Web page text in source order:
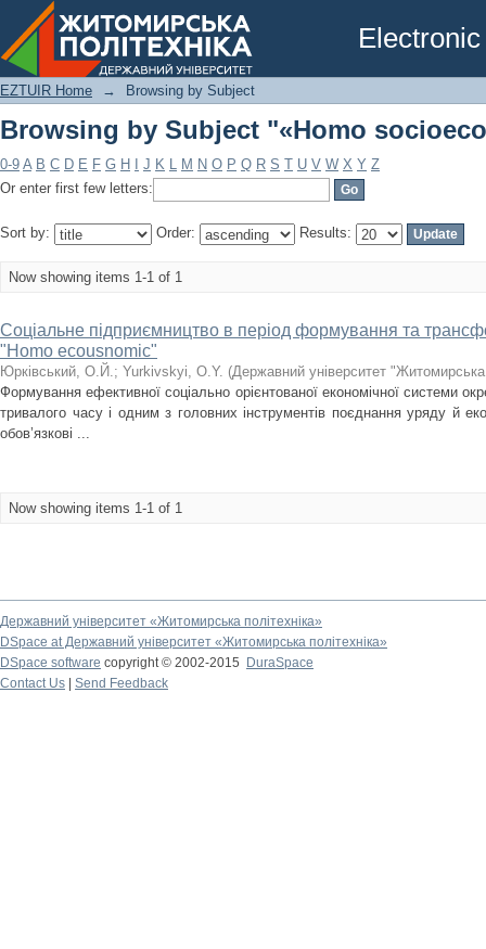
Browsing by Subject "«Homo
EZTUIR Home → Browsing by Subject
Browsing by Subject "«Homo
0-9 A B C D E F G H J K L M N O P Q R S T U V W X Y Z
Or enter first few letters:
Sort by: Order: Results:
Now showing items 1-1 of 1
Cоціальне підприємництво в період формування та
"Homo ecousnomic"
Юрківський, О.Й.; Yurkivskyi, O.Y. (Державний університет "Житомирська
Формування ефективної соціально орієнтованої економічної системи
тривалого часу і одним з головних інструментів поєднання уряду й
обов’язкові ...
Now showing items 1-1 of 1
Державний університет «Житомирська політехніка»
DSpace at Державний університет «Житомирська політехніка»
DSpace software copyright © 2002-2015
DuraSpace
Contact Us
Send Feedback